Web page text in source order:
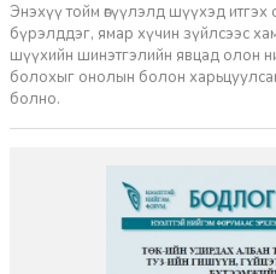
Энэхүү тойм өгүүлэлд шүүхэд итгэх
бүрэлддэг, ямар хүчин зүйлсээс
шүүхийн шинэтгэлийн явцад олон
болохыг онолын болон
болно.